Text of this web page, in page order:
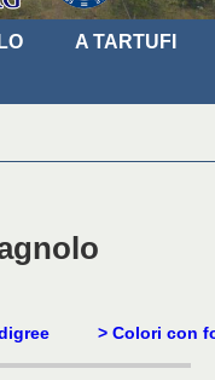
A TARTUFI
> Colori con